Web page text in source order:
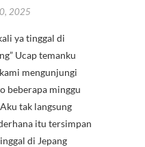
2025
Ucap temanku
mengunjungi
beberapa minggu
tak langsung
itu tersimpan
di Jepang